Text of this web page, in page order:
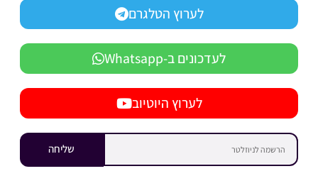
לערוץ הטלגרם
לעדכונים ב-Whatsapp
לערוץ היוטיוב
שליחה